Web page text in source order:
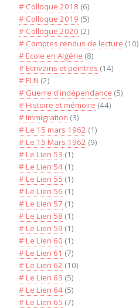
# Colloque 2018 (6)
# Colloque 2019 (5)
# Colloque 2020 (2)
# Comptes rendus de lecture (10)
# Ecole en Algérie (8)
# Ecrivains et peintres (14)
# FLN (2)
# Guerre d'indépendance (5)
# Histoire et mémoire (44)
# Immigration (3)
# Le 15 mars 1962 (1)
# Le 15 Mars 1962 (9)
# Le Lien 53 (1)
# Le Lien 54(1)
# Le Lien 55 (1)
# Le Lien 56 (1)
# Le Lien 57 (1)
# Le Lien 58 (1)
# Le Lien 59 (1)
# Le Lien 60 (1)
# Le Lien 61 (7)
# Le Lien 62 (10)
# Le Lien 63 (5)
# Le Lien 64(5)
# Le Lien 65 (7)